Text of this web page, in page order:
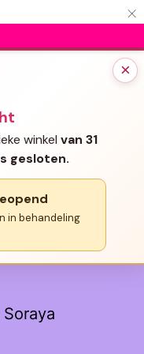
×
×
winkel van 31
gesloten.
in behandeling